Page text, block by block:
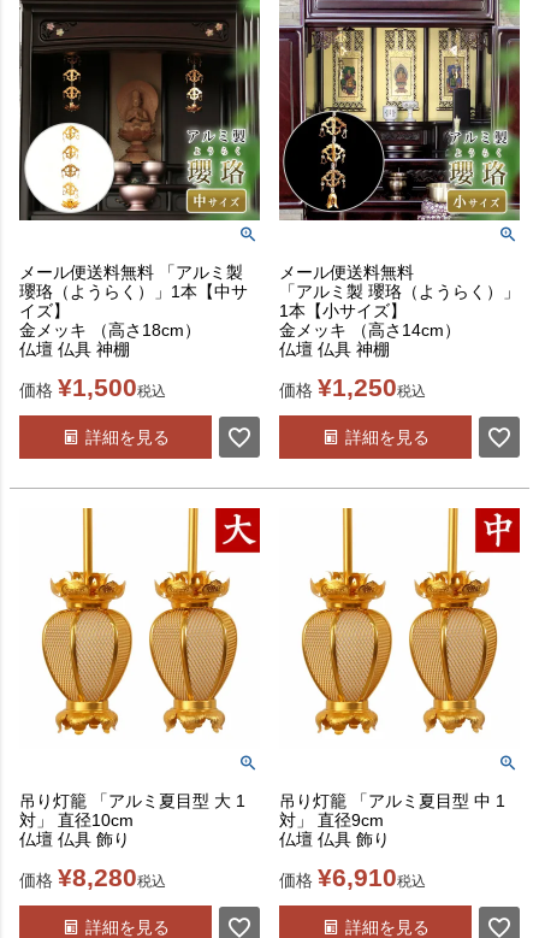
メール便送料無料 「アルミ製
瓔珞（ようらく）」1本【中サ
イズ】
金メッキ （高さ18cm）
仏壇 仏具 神棚
価格 ¥1,500税込
詳細を見る
メール便送料無料
「アルミ製 瓔珞（ようらく）」
1本【小サイズ】
金メッキ （高さ14cm）
仏壇 仏具 神棚
価格 ¥1,250税込
詳細を見る
吊り灯籠 「アルミ夏目型 大 1
対」 直径10cm
仏壇 仏具 飾り
価格 ¥8,280税込
詳細を見る
吊り灯籠 「アルミ夏目型 中 1
対」 直径9cm
仏壇 仏具 飾り
価格 ¥6,910税込
詳細を見る